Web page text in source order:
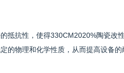
抵抗性，使得330CM2020%陶瓷改
的物理和化学性质，从而提高设备的